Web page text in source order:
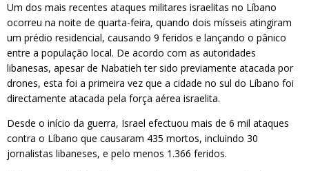
Um dos mais recentes ataques militares israelitas no Líbano
ocorreu na noite de quarta-feira, quando dois mísseis atingiram
um prédio residencial, causando 9 feridos e lançando o pânico
entre a população local. De acordo com as autoridades
libanesas, apesar de Nabatieh ter sido previamente atacada por
drones, esta foi a primeira vez que a cidade no sul do Líbano foi
directamente atacada pela força aérea israelita.
Desde o início da guerra, Israel efectuou mais de 6 mil ataques
contra o Líbano que causaram 435 mortos, incluindo 30
jornalistas libaneses, e pelo menos 1.366 feridos.